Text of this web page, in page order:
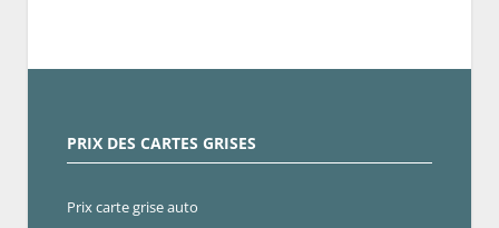
PRIX DES CARTES GRISES
Prix carte grise auto